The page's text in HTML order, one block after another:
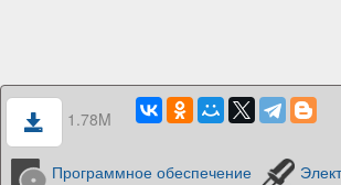
1.78M
Программное обеспечение